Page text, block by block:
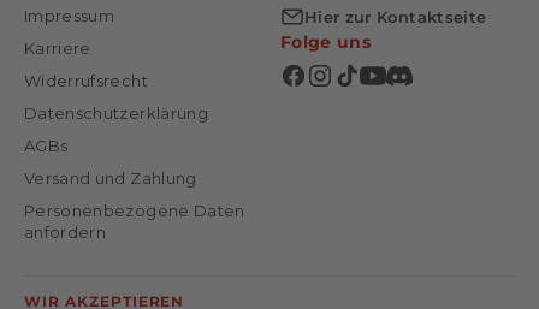
Impressum
Karriere
Widerrufsrecht
Datenschutzerklärung
AGBs
Versand und Zahlung
Personenbezogene Daten
anfordern
Hier zur Kontaktseite
Folge uns
WIR AKZEPTIEREN